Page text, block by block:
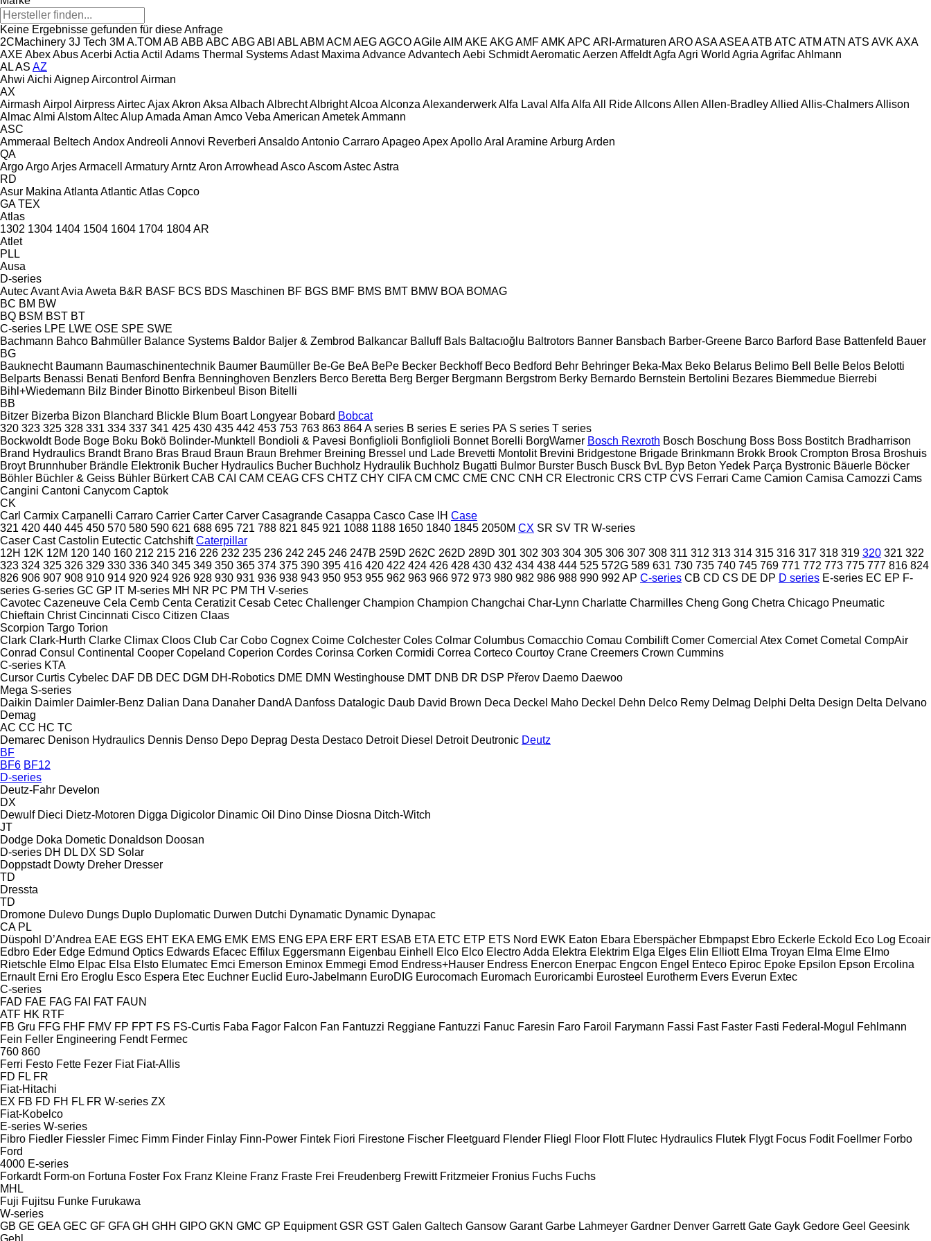
Keine Ergebnisse gefunden für diese Anfrage
2CMachinery 3J Tech 3M A.TOM AB ABB ABC ABGABI ABLABM ACM AEGAGCOAGileAIM AKE AKGAMFAMK APC ARI-Armaturen AROASAASEAATB ATC ATM ATN ATS AVK AXA
AXE AbexAbusAcerbi Actia Actil Adams Thermal SystemsAdast Maxima AdvanceAdvantech Aebi SchmidtAeromaticAerzen AffeldtAgfa Agri World Agria AgrifacAhlmann
ALAS AZ
Ahwi Aichi AignepAircontrol Airman
AX
Airmash Airpol AirpressAirtecAjaxAkron Aksa Albach AlbrechtAlbrightAlcoa Alconza AlexanderwerkAlfa Laval Alfa Alfa All RideAllconsAllen Allen‑BradleyAllied Allis-ChalmersAllison
AlmacAlmi AlstomAltecAlupAmada Aman Amco Veba American AmetekAmmann
ASC
Ammeraal Beltech AndoxAndreoli Annovi Reverberi AnsaldoAntonio CarraroApageoApexApolloAral AramineArburg Arden
QA
ArgoArgoArjesArmacell ArmaturyArntz Aron Arrowhead AscoAscomAstecAstra
RD
Asur Makina Atlanta AtlanticAtlas Copco
GA TEX
Atlas
1302 1304 1404 1504 1604 1704 1804AR
Atlet
PLL
Ausa
D-series
AutecAvantAvia Aweta B&R BASF BCS BDS Maschinen BF BGS BMF BMS BMT BMW BOA BOMAG
BC BM BW
BQ BSM BST BT
C-series LPE LWE OSE SPE SWE
Bachmann Bahco Bahmüller Balance Systems Baldor Baljer & Zembrod Balkancar Balluff Bals Baltacıoğlu Baltrotors Banner Bansbach Barber-Greene Barco Barford Base Battenfeld Bauer
BG
Bauknecht Baumann Baumaschinentechnik Baumer Baumüller Be-Ge BeA BePe Becker Beckhoff Beco Bedford Behr Behringer Beka-Max Beko Belarus Belimo Bell Belle Belos Belotti
Belparts Benassi Benati Benford Benfra Benninghoven Benzlers Berco Beretta Berg Berger Bergmann Bergstrom Berky Bernardo Bernstein Bertolini Bezares Biemmedue Bierrebi
Bihl+Wiedemann Bilz Binder Binotto Birkenbeul Bison Bitelli
BB
Bitzer Bizerba Bizon Blanchard Blickle Blum Boart Longyear Bobard Bobcat
320 323 325 328 331 334 337 341 425 430 435 442 453 753 763 863 864A series B series E series PA S series T series
Bockwoldt Bode Boge Boku Bokö Bolinder-Munktell Bondioli & Pavesi Bonfiglioli Bonfiglioli Bonnet Borelli BorgWarner Bosch Rexroth Bosch Boschung Boss Boss Bostitch Bradharrison
Brand Hydraulics Brandt Brano Bras Braud Braun Braun Brehmer Breining Bressel und Lade Brevetti Montolit Brevini Bridgestone Brigade Brinkmann Brokk Brook Crompton Brosa Broshuis
Broyt Brunnhuber Brändle Elektronik Bucher Hydraulics Bucher Buchholz Hydraulik Buchholz Bugatti Bulmor Burster Busch Busck BvL Byp Beton Yedek Parça Bystronic Bäuerle Böcker
Böhler Büchler & Geiss Bühler Bürkert CAB CAI CAM CEAG CFS CHTZ CHY CIFA CM CMC CME CNC CNH CR Electronic CRS CTP CVS Ferrari Came Camion Camisa Camozzi Cams
Cangini Cantoni Canycom Captok
CK
Carl Carmix Carpanelli Carraro Carrier Carter Carver Casagrande Casappa Casco Case IH Case
321 420 440 445 450 570 580 590 621 688 695 721 788 821 845 921 1088 1188 1650 1840 1845 2050M CX SR SV TR W-series
Caser Cast Castolin Eutectic Catchshift Caterpillar
12H 12K 12M 120 140 160 212 215 216 226 232 235 236 242 245 246 247B 259D 262C 262D 289D 301 302 303 304 305 306 307 308 311 312 313 314 315 316 317 318 319 320 321 322
323 324 325 326 329 330 336 340 345 349 350 365 374 375 390 395 416 420 422 424 426 428 430 432 434 438 444 525 572G 589 631 730 735 740 745 769 771 772 773 775 777 816 824
826 906 907 908 910 914 920 924 926 928 930 931 936 938 943 950 953 955 962 963 966 972 973 980 982 986 988 990 992 AP C-series CB CD CS DE DP D series E-series EC EP F-
series G-series GC GP IT M-series MH NR PC PM TH V-series
Cavotec Cazeneuve Cela Cemb Centa Ceratizit Cesab Cetec Challenger Champion Champion Changchai Char-Lynn Charlatte Charmilles Cheng Gong Chetra Chicago Pneumatic
Chieftain Christ Cincinnati Cisco Citizen Claas
Scorpion Targo Torion
Clark Clark-Hurth Clarke Climax Cloos Club Car Cobo Cognex Coime Colchester Coles Colmar Columbus Comacchio Comau Combilift Comer Comercial Atex Comet Cometal CompAir
Conrad Consul Continental Cooper Copeland Coperion Cordes Corinsa Corken Cormidi Correa Corteco Courtoy Crane Creemers Crown Cummins
C-series KTA
Cursor Curtis Cybelec DAF DB DEC DGM DH-Robotics DME DMN Westinghouse DMT DNB DR DSP Přerov Daemo Daewoo
Mega S-series
Daikin Daimler Daimler-Benz Dalian Dana Danaher DandA Danfoss Datalogic Daub David Brown Deca Deckel Maho Deckel Dehn Delco Remy Delmag Delphi Delta Design Delta Delvano
Demag
AC CC HC TC
Demarec Denison Hydraulics Dennis Denso Depo Deprag Desta Destaco Detroit Diesel Detroit Deutronic Deutz
BF
BF6 BF12
D-series
Deutz-Fahr Develon
DX
Dewulf Dieci Dietz-Motoren Digga Digicolor Dinamic Oil Dino Dinse Diosna Ditch-Witch
JT
Dodge Doka Dometic Donaldson Doosan
D-series DH DL DX SD Solar
Doppstadt Dowty Dreher Dresser
TD
Dressta
TD
Dromone Dulevo Dungs Duplo Duplomatic Durwen Dutchi Dynamatic Dynamic Dynapac
CA PL
Düspohl
D’Andrea EAE EGS EHT EKA EMG EMK EMS ENG EPA ERF ERT ESAB ETA ETC ETP ETS Nord EWK Eaton Ebara Eberspächer Ebmpapst Ebro Eckerle Eckold Eco Log Ecoair
Edbro Eder Edge Edmund Optics Edwards Efacec Effilux Eggersmann Eigenbau Einhell Elco Elco Electro Adda Elektra Elektrim Elga Elges Elin Elliott Elma Troyan Elma Elme Elmo
Rietschle Elmo Elpac Elsa Elsto Elumatec Emci Emerson Eminox Emmegi Emod Endress+Hauser Endress Enercon Enerpac Engcon Engel Enteco Epiroc Epoke Epsilon Epson Ercolina
Ernault Erni Ero Eroglu Esco Espera Etec Euchner Euclid Euro-Jabelmann EuroDIG Eurocomach Euromach Euroricambi Eurosteel Eurotherm Evers Everun Extec
C-series
FAD FAE FAG FAI FAT FAUN
ATF HK RTF
FB Gru FFG FHF FMV FP FPT FS FS-Curtis Faba Fagor Falcon Fan Fantuzzi Reggiane Fantuzzi Fanuc Faresin Faro Faroil Farymann Fassi Fast Faster Fasti Federal-Mogul
Fehlmann
Fein Feller Engineering Fendt Fermec
760 860
Ferri Festo Fette Fezer Fiat Fiat-Allis
FD FL FR
Fiat-Hitachi
EX FB FD FH FL FR W-series ZX
Fiat-Kobelco
E-series W-series
Fibro Fiedler Fiessler Fimec Fimm Finder Finlay Finn-Power Fintek Fiori Firestone Fischer Fleetguard Flender Fliegl Floor Flott Flutec Hydraulics Flutek Flygt Focus Fodit Foellmer Forbo
Ford
4000 E-series
Forkardt Form-on Fortuna Foster Fox Franz Kleine Franz Fraste Frei Freudenberg Frewitt Fritzmeier Fronius Fuchs Fuchs
MHL
Fuji Fujitsu Funke Furukawa
W-series
GB GE GEA GEC GF GFA GH GHH GIPO GKN GMC GP Equipment GSR GST Galen Galtech Gansow Garant Garbe Lahmeyer Gardner Denver Garrett Gate Gayk Gedore Geel Geesink
Gehl